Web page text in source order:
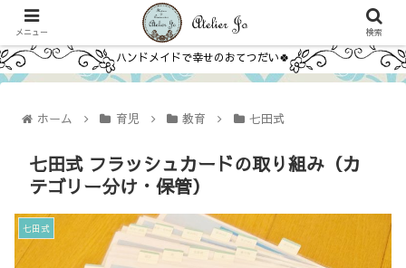
ハンドメイドで幸せのおてつだい🍀
ホーム 育児 教育 七田式
七田式 フラッシュカードの取り組み（カ
テゴリー分け・保管）
七田式
メニュー 検索